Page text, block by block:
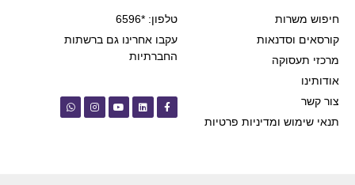
חיפוש משרות
קורסאים וסדנאות
מרכזי תעסוקה
אודותינו
צור קשר
תנאי שימוש ומדיניות פרטיות
טלפון: *6596
עקבו אחרינו גם ברשתות
החברתיות